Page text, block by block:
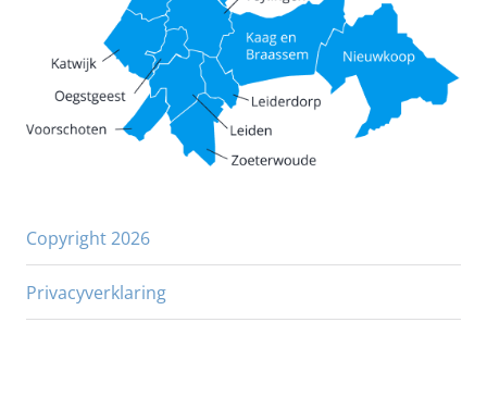
Copyright 2026
Privacyverklaring